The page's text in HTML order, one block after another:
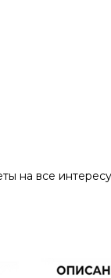
на все